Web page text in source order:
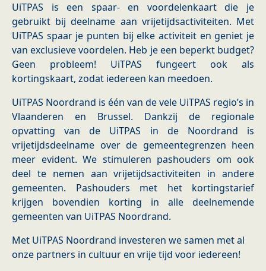
UiTPAS is een spaar- en voordelenkaart die je
gebruikt bij deelname aan vrijetijdsactiviteiten. Met
UiTPAS spaar je punten bij elke activiteit en geniet je
van exclusieve voordelen. Heb je een beperkt budget?
Geen probleem! UiTPAS fungeert ook als
kortingskaart, zodat iedereen kan meedoen.
UiTPAS Noordrand is één van de vele UiTPAS regio’s in
Vlaanderen en Brussel. Dankzij de regionale
opvatting van de UiTPAS in de Noordrand is
vrijetijdsdeelname over de gemeentegrenzen heen
meer evident. We stimuleren pashouders om ook
deel te nemen aan vrijetijdsactiviteiten in andere
gemeenten. Pashouders met het kortingstarief
krijgen bovendien korting in alle deelnemende
gemeenten van UiTPAS Noordrand.
Met UiTPAS Noordrand investeren we samen met al
onze partners in cultuur en vrije tijd voor iedereen!